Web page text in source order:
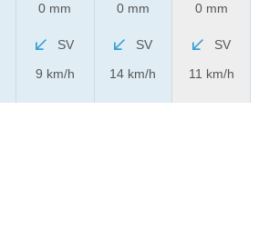
0 mm
SV
9 km/h
0 mm
SV
14 km/h
0 mm
SV
11 km/h